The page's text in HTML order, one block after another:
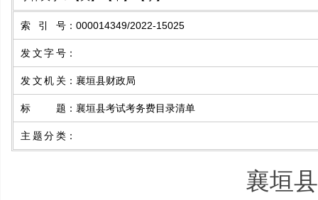
索引号 ： 000014349/2022-15025
发文字号 ：
发文机关 ： 襄垣县财政局
标题 ： 襄垣县考试考务费目录清单
主题分类 ：
襄垣